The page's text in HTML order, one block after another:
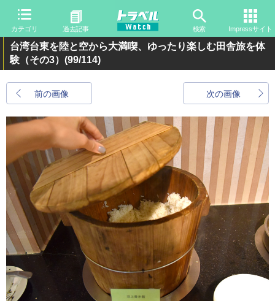
カテゴリ 過去記事 検索 Impressサイト
台湾台東を陸と空から大満喫、ゆったり楽しむ田舎旅を体
験（その3） (99/114)
前の画像 次の画像